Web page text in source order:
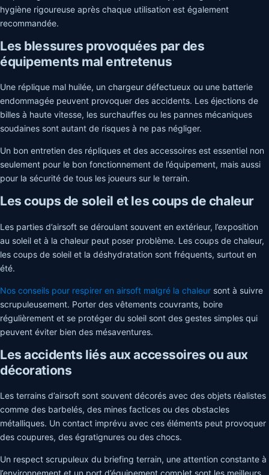
hygiène rigoureuse après chaque utilisation est également
recommandée.
Les blessures provoquées par des
équipements mal entretenus
Une réplique mal huilée, un chargeur défectueux ou une batterie
endommagée peuvent provoquer des accidents. Les éjections de
billes à haute vitesse, les surchauffes ou les pannes mécaniques
soudaines sont autant de risques à ne pas négliger.
Un bon entretien des répliques et des accessoires est essentiel non
seulement pour le bon fonctionnement de l’équipement, mais aussi
pour la sécurité de tous les joueurs sur le terrain.
Les coups de soleil et les coups de chaleur
Les parties d’airsoft se déroulant souvent en extérieur, l’exposition
au soleil et à la chaleur peut poser problème. Les coups de chaleur,
les coups de soleil et la déshydratation sont fréquents, surtout en
été.
Nos conseils pour respirer en airsoft malgré la chaleur sont à suivre
scrupuleusement. Porter des vêtements couvrants, boire
régulièrement et se protéger du soleil sont des gestes simples qui
peuvent éviter bien des mésaventures.
Les accidents liés aux accessoires ou aux
décorations
Les terrains d’airsoft sont souvent décorés avec des objets réalistes
comme des barbelés, des mines factices ou des obstacles
métalliques. Un contact imprévu avec ces éléments peut provoquer
des coupures, des égratignures ou des chocs.
Un respect scrupuleux du briefing terrain, une attention constante à